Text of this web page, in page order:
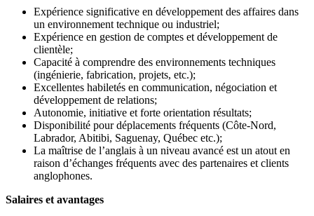
Expérience significative en développement des affaires dans
un environnement technique ou industriel;
Expérience en gestion de comptes et développement de
clientèle;
Capacité à comprendre des environnements techniques
(ingénierie, fabrication, projets, etc.);
Excellentes habiletés en communication, négociation et
développement de relations;
Autonomie, initiative et forte orientation résultats;
Disponibilité pour déplacements fréquents (Côte-Nord,
Labrador, Abitibi, Saguenay, Québec etc.);
La maîtrise de l’anglais à un niveau avancé est un atout en
raison d’échanges fréquents avec des partenaires et clients
anglophones.
Salaires et avantages